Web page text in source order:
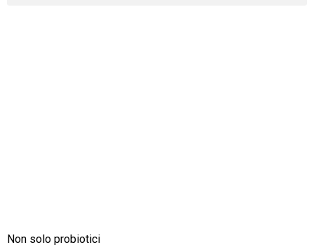
Non solo probiotici